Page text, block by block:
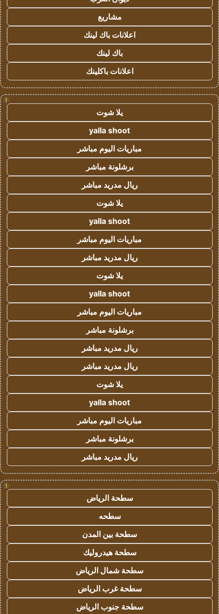
مشاريع
اعلانات باك لينك
باك لينك
اعلانات باكلينك
!
يلا شوت
yalla shoot
مباريات اليوم مباشر
برشلونة مباشر
ريال مدريد مباشر
يلا شوت
yalla shoot
مباريات اليوم مباشر
ريال مدريد مباشر
يلا شوت
yalla shoot
مباريات اليوم مباشر
برشلونة مباشر
ريال مدريد مباشر
ريال مدريد مباشر
يلا شوت
yalla shoot
مباريات اليوم مباشر
برشلونة مباشر
ريال مدريد مباشر
!
سطحة الرياض
سطحه
سطحة بين المدن
سطحة هيدروليك
سطحة شمال الرياض
سطحة غرب الرياض
سطحة جنوب الرياض